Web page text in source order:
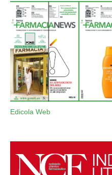
Edicola Web